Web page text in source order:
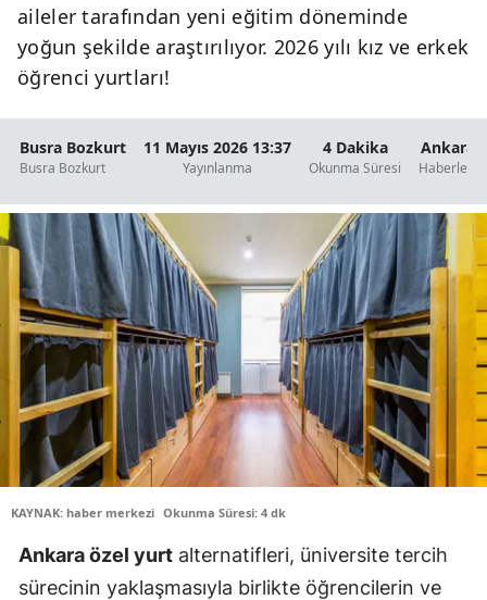
aileler tarafından yeni eğitim döneminde
yoğun şekilde araştırılıyor. 2026 yılı kız ve erkek
öğrenci yurtları!
Busra Bozkurt
Busra Bozkurt
11 Mayıs 2026 13:37
Yayınlanma
4 Dakika
Okunma Süresi
Ankara
Haberleri
KAYNAK: haber merkezi Okunma Süresi: 4 dk
Ankara özel yurt alternatifleri, üniversite tercih
sürecinin yaklaşmasıyla birlikte öğrencilerin ve